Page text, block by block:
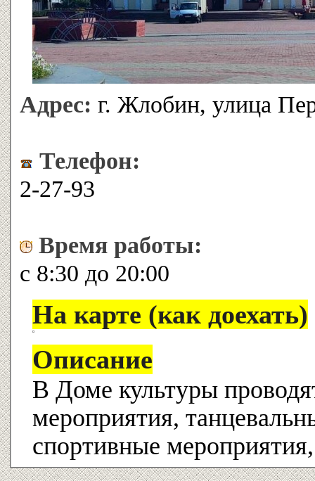
Адрес: г. Жлобин, улица
Телефон:
2-27-93
Время работы:
с 8:30 до 20:00
На карте (как доехать)
Описание
В Доме культуры
мероприятия,
спортивные